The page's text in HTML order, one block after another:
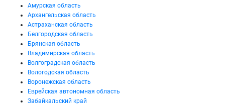
Амурская область
Архангельская область
Астраханская область
Белгородская область
Брянская область
Владимирская область
Волгоградская область
Вологодская область
Воронежская область
Еврейская автономная область
Забайкальский край